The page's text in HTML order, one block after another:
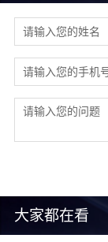
大家都在看